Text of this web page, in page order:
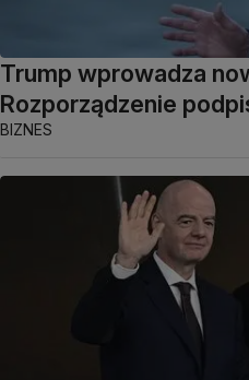
Trump wprowadza
Rozporządzenie
BIZNES